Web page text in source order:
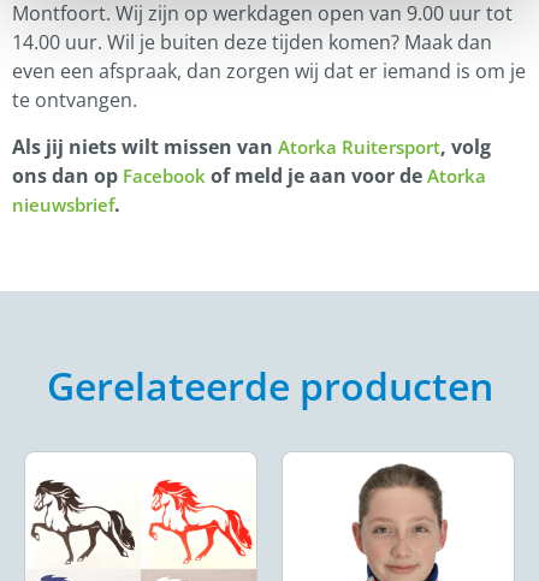
Montfoort. Wij zijn op werkdagen open van 9.00 uur tot
14.00 uur. Wil je buiten deze tijden komen? Maak dan
even een afspraak, dan zorgen wij dat er iemand is om je
te ontvangen.
Als jij niets wilt missen van Atorka Ruitersport, volg
ons dan op Facebook of meld je aan voor de Atorka
nieuwsbrief.
Gerelateerde producten